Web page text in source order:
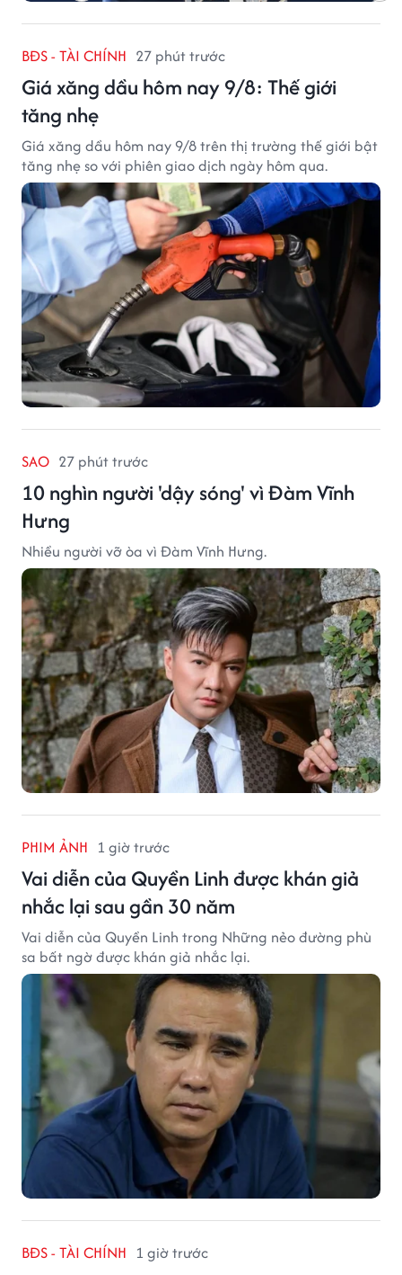
BĐS - TÀI CHÍNH 27 phút trước
Giá xăng dầu hôm nay 9/8: Thế giới
tăng nhẹ
Giá xăng dầu hôm nay 9/8 trên thị trường thế giới bật
tăng nhẹ so với phiên giao dịch ngày hôm qua.
SAO 27 phút trước
10 nghìn người 'dậy sóng' vì Đàm Vĩnh
Hưng
Nhiều người vỡ òa vì Đàm Vĩnh Hưng.
PHIM ẢNH 1 giờ trước
Vai diễn của Quyền Linh được khán giả
nhắc lại sau gần 30 năm
Vai diễn của Quyền Linh trong Những nẻo đường phù
sa bất ngờ được khán giả nhắc lại.
BĐS - TÀI CHÍNH 1 giờ trước